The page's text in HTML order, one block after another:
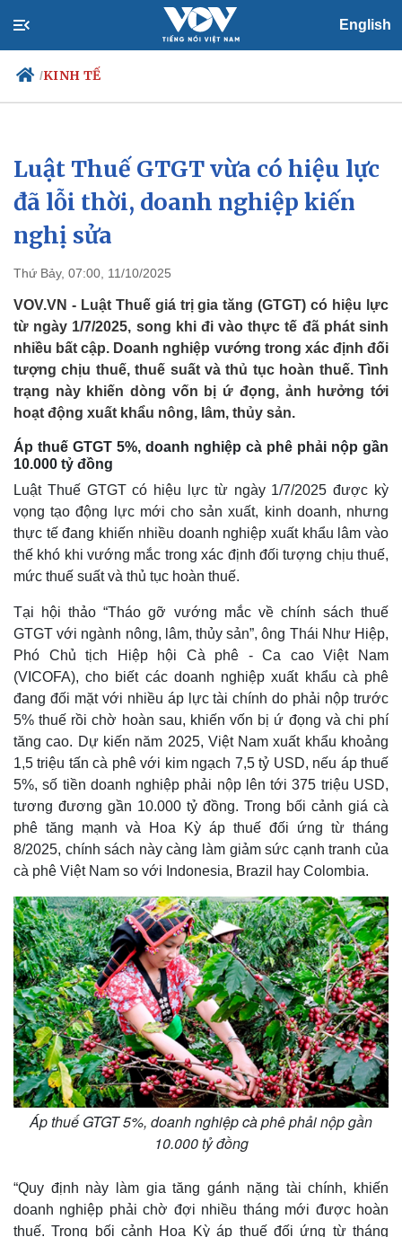
English
/KINH TẾ
Chính trị
Đảng
Tổ chức nhân sự
Quốc hội
Nhận diện sự thật
Xã hội
Tin 24h
Dự báo thời tiết
Luật Thuế GTGT vừa có hiệu lực
đã lỗi thời, doanh nghiệp kiến
nghị sửa
Thứ Bảy, 07:00, 11/10/2025
VOV.VN - Luật Thuế giá trị gia tăng (GTGT) có hiệu lực
từ ngày 1/7/2025, song khi đi vào thực tế đã phát sinh
nhiều bất cập. Doanh nghiệp vướng trong xác định đối
tượng chịu thuế, thuế suất và thủ tục hoàn thuế. Tình
trạng này khiến dòng vốn bị ứ đọng, ảnh hưởng tới
hoạt động xuất khẩu nông, lâm, thủy sản.
Áp thuế GTGT 5%, doanh nghiệp cà phê phải nộp gần
10.000 tỷ đồng
Luật Thuế GTGT có hiệu lực từ ngày 1/7/2025 được kỳ
vọng tạo động lực mới cho sản xuất, kinh doanh, nhưng
thực tế đang khiến nhiều doanh nghiệp xuất khẩu lâm vào
thế khó khi vướng mắc trong xác định đối tượng chịu thuế,
mức thuế suất và thủ tục hoàn thuế.
Tại hội thảo “Tháo gỡ vướng mắc về chính sách thuế
GTGT với ngành nông, lâm, thủy sản”, ông Thái Như Hiệp,
Phó Chủ tịch Hiệp hội Cà phê - Ca cao Việt Nam
(VICOFA), cho biết các doanh nghiệp xuất khẩu cà phê
đang đối mặt với nhiều áp lực tài chính do phải nộp trước
5% thuế rồi chờ hoàn sau, khiến vốn bị ứ đọng và chi phí
tăng cao. Dự kiến năm 2025, Việt Nam xuất khẩu khoảng
1,5 triệu tấn cà phê với kim ngạch 7,5 tỷ USD, nếu áp thuế
5%, số tiền doanh nghiệp phải nộp lên tới 375 triệu USD,
tương đương gần 10.000 tỷ đồng. Trong bối cảnh giá cà
phê tăng mạnh và Hoa Kỳ áp thuế đối ứng từ tháng
8/2025, chính sách này càng làm giảm sức cạnh tranh của
cà phê Việt Nam so với Indonesia, Brazil hay Colombia.
Áp thuế GTGT 5%, doanh nghiệp cà phê phải nộp gần
10.000 tỷ đồng
“Quy định này làm gia tăng gánh nặng tài chính, khiến
doanh nghiệp phải chờ đợi nhiều tháng mới được hoàn
thuế. Trong bối cảnh Hoa Kỳ áp thuế đối ứng từ tháng